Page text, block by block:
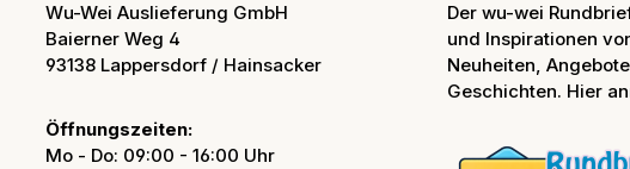
Der wu-wei
und Inspirationen
Neuheiten,
Geschichten. Hier
Wu-Wei Auslieferung GmbH
Baierner Weg 4
93138 Lappersdorf / Hainsacker
Öffnungszeiten:
Mo - Do: 09:00 - 16:00 Uhr